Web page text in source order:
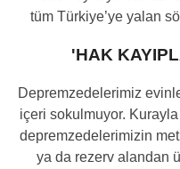
tüm Türkiye’ye yalan
'HAK
Depremzedelerimiz
içeri sokulmuyor.
depremzedelerimizin
ya da rezerv alandan